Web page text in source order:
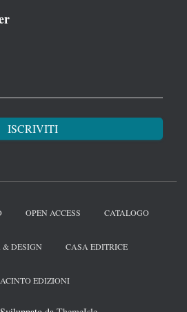
OPEN ACCESS CATALOGO
& DESIGN CASA EDITRICE
EDIZIONI